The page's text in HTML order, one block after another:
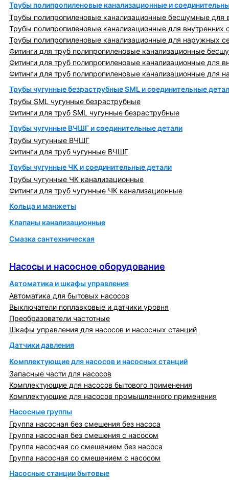
Трубы полипропиленовые канализационные и
Трубы полипропиленовые канализационные бесшумные для
Трубы полипропиленовые канализационные для внутренних
Трубы полипропиленовые канализационные для наружных
Фитинги для труб полипропиленовые канализационные
Фитинги для труб полипропиленовые канализационные для
Фитинги для труб полипропиленовые канализационные для
Трубы чугунные безраструбные SML и соединительные
Трубы SML чугунные безраструбные
Фитинги для труб SML чугунные безраструбные
Трубы чугунные ВЧШГ и соединительные детали
Трубы чугунные ВЧШГ
Фитинги для труб чугунные ВЧШГ
Трубы чугунные ЧК и соединительные детали
Трубы чугунные ЧК канализационные
Фитинги для труб чугунные ЧК канализационные
Кольца и манжеты
Клапаны канализационные
Смазка сантехническая
Насосы и насосное оборудование
Автоматика и шкафы управления
Автоматика для бытовых насосов
Выключатели поплавковые и датчики уровня
Преобразователи частотные
Шкафы управления для насосов и насосных станций
Датчики давления
Комплектующие для насосов и насосных станций
Запасные части для насосов
Комплектующие для насосов бытового применения
Комплектующие для насосов промышленного применения
Насосные группы
Группа насосная без смешения без насоса
Группа насосная без смешения с насосом
Группа насосная со смешением без насоса
Группа насосная со смешением с насосом
Насосные станции бытовые